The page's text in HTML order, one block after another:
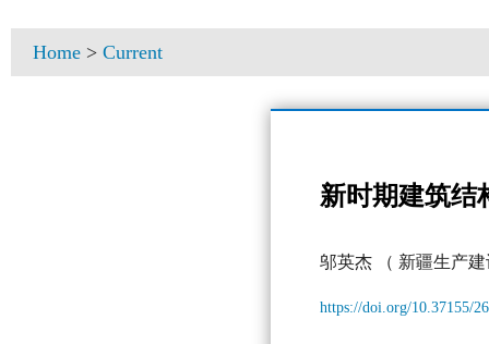
Home > Current
新时期建筑结
邬英杰 （ 新疆生产
https://doi.org/10.37155/